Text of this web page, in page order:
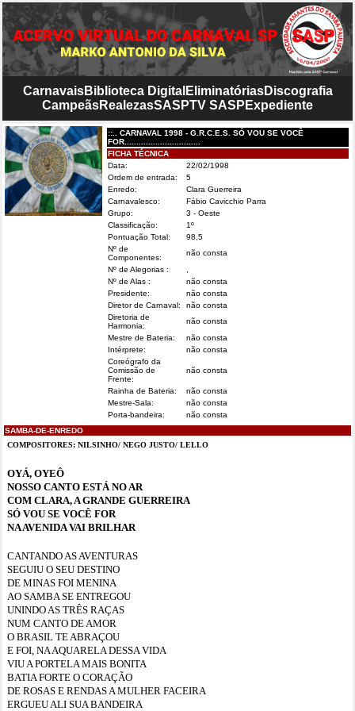
CarnavaisBiblioteca Digital EliminatóriasDiscografia
CampeãsRealezasSASPTV SASP Expediente
::.. CARNAVAL 1998 - G.R.C.E.S. SÓ VOU SE VOCÊ
FOR................................
FICHA TÉCNICA
Data:
22/02/1998
Ordem de entrada:
5
Enredo:
Clara Guerreira
Carnavalesco:
Fábio Cavicchio Parra
Grupo:
3 - Oeste
Classificação:
1º
Pontuação Total:
98,5
Nº de
Componentes:
não consta
Nº de Alegorias :
Nº de Alas :
não consta
Presidente:
não consta
Diretor de Carnaval:
não consta
Diretoria de
Harmonia:
não consta
Mestre de Bateria:
não consta
Intérprete:
não consta
Coreógrafo da
Comissão de
Frente:
não consta
Rainha de Bateria:
não consta
Mestre-Sala:
não consta
Porta-bandeira:
não consta
SAMBA-DE-ENREDO
COMPOSITORES: NILSINHO/ NEGO JUSTO/ LELLO
OYÁ, OYEÔ
NOSSO CANTO ESTÁ NO AR
COM CLARA, A GRANDE GUERREIRA
SÓ VOU SE VOCÊ FOR
NA AVENIDA VAI BRILHAR
CANTANDO AS AVENTURAS
SEGUIU O SEU DESTINO
DE MINAS FOI MENINA
AO SAMBA SE ENTREGOU
UNINDO AS TRÊS RAÇAS
NUM CANTO DE AMOR
O BRASIL TE ABRAÇOU
E FOI, NA AQUARELA DESSA VIDA
VIU A PORTELA MAIS BONITA
BATIA FORTE O CORAÇÃO
DE ROSAS E RENDAS A MULHER FACEIRA
ERGUEU ALI SUA BANDEIRA